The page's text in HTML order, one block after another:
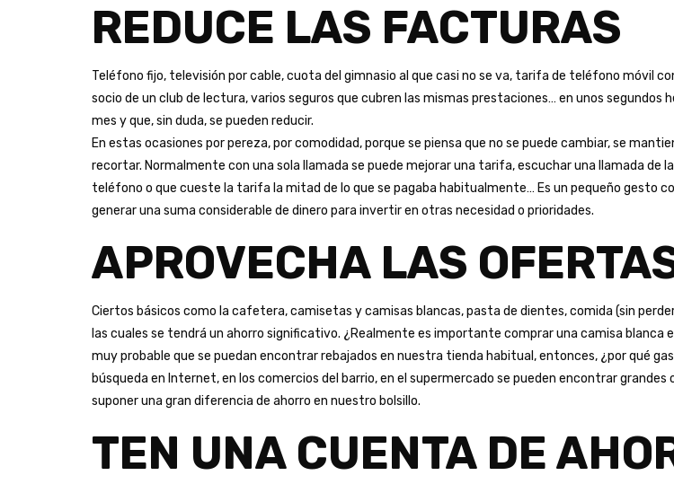
REDUCE LAS FACTURAS
Teléfono fijo, televisión por cable, cuota del gimnasio al que casi no se va, tarifa de teléfono móvil
socio de un club de lectura, varios seguros que cubren las mismas prestaciones… en unos
mes y que, sin duda, se pueden reducir.
En estas ocasiones por pereza, por comodidad, porque se piensa que no se puede cambiar, se
recortar. Normalmente con una sola llamada se puede mejorar una tarifa, escuchar una llamada
teléfono o que cueste la tarifa la mitad de lo que se pagaba habitualmente… Es un pequeño gesto
generar una suma considerable de dinero para invertir en otras necesidad o prioridades.
APROVECHA LAS
Ciertos básicos como la cafetera, camisetas y camisas blancas, pasta de dientes, comida (sin
las cuales se tendrá un ahorro significativo. ¿Realmente es importante comprar una camisa blanca
muy probable que se puedan encontrar rebajados en nuestra tienda habitual, entonces, ¿por qué
búsqueda en Internet, en los comercios del barrio, en el supermercado se pueden encontrar
suponer una gran diferencia de ahorro en nuestro bolsillo.
TEN UNA CUENTA DE